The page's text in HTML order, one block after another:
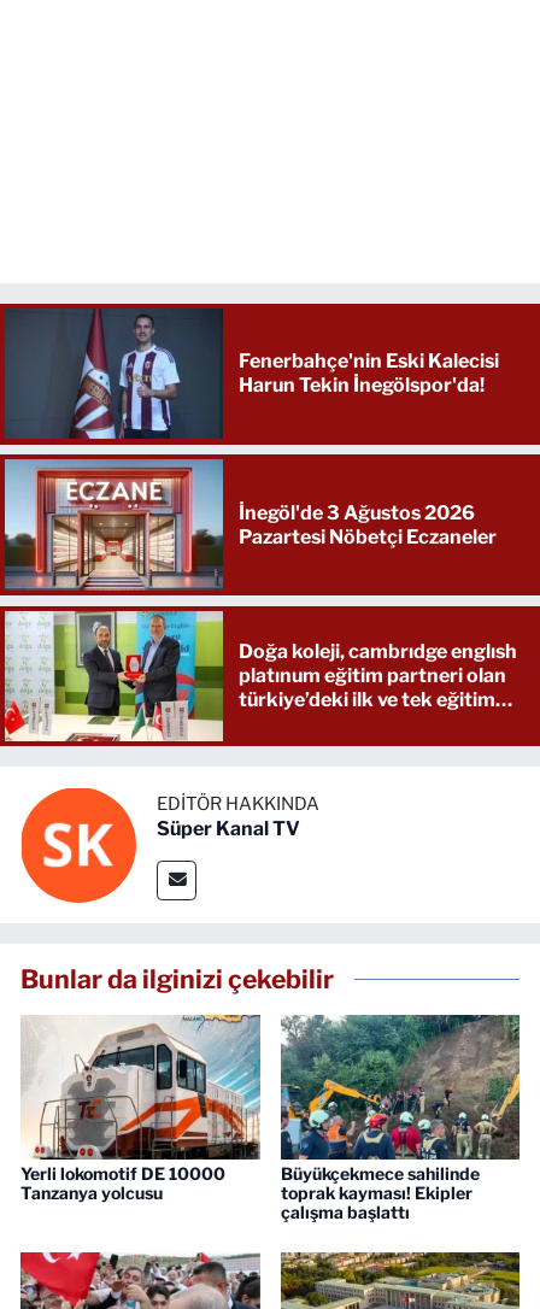
Fenerbahçe'nin Eski Kalecisi
Harun Tekin İnegölspor'da!
İnegöl'de 3 Ağustos 2026
Pazartesi Nöbetçi Eczaneler
Doğa koleji, cambrıdge englısh
platınum eğitim partneri olan
türkiye’deki ilk ve tek eğitim
EDITÖR HAKKINDA
Süper Kanal TV
Bunlar da ilginizi çekebilir
Yerli lokomotif DE 10000
Tanzanya yolcusu
Büyükçekmece sahilinde
toprak kayması! Ekipler
çalışma başlattı